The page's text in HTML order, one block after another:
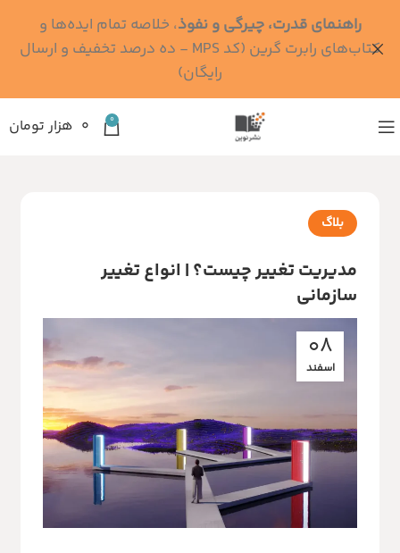
0 ۰ هزار تومان
بلاگ
مدیریت تغییر چیست؟ | انواع تغییر
سازمانی
08
اسفند
راهنمای قدرت، چیرگی و نفوذ، خلاصه تمام ایده‌ها و
کتاب‌های رابرت گرین (کد MPS - ده درصد تخفیف و ارسال
رایگان)